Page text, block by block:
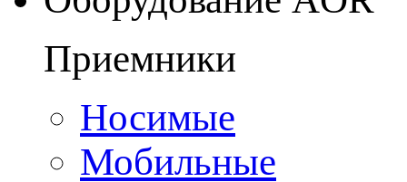
Приемники
Носимые
Мобильные